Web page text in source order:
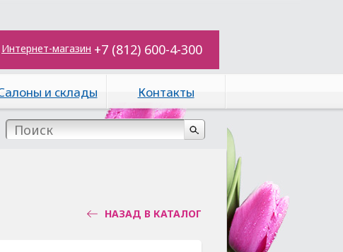
Интернет-магазин +7 (812) 600-4-300
и склады Контакты
НАЗАД В КАТАЛОГ